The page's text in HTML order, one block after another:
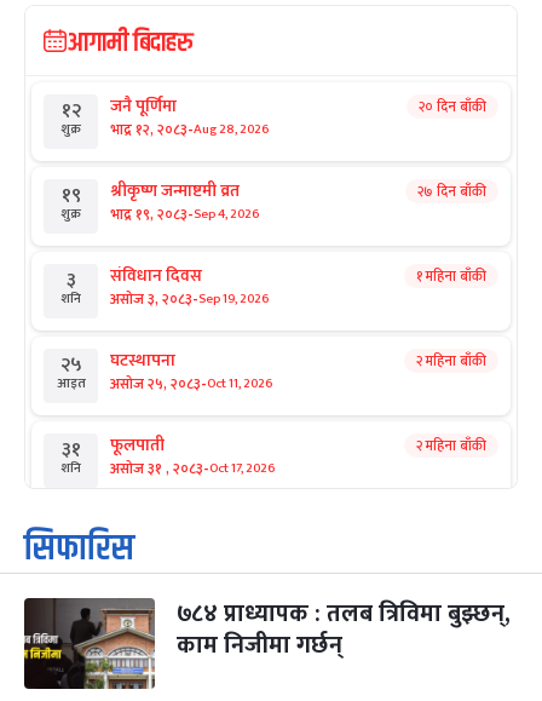
आगामी बिदाहरु
१२
शुक्र
जनै पूर्णिमा
भाद्र १२, २०८३-Aug 28, 2026
२० दिन बाँकी
१९
शुक्र
श्रीकृष्ण जन्माष्टमी व्रत
भाद्र १९, २०८३-Sep 4, 2026
२७ दिन बाँकी
३
शनि
संविधान दिवस
असोज ३, २०८३-Sep 19, 2026
१ महिना बाँकी
२५
आइत
घटस्थापना
असोज २५, २०८३-Oct 11, 2026
२ महिना बाँकी
३१
शनि
फूलपाती
असोज ३१ , २०८३-Oct 17, 2026
२ महिना बाँकी
१
आइत
कार्तिक सङ्क्रान्ति
कार्तिक १, २०८३
३
मंगल
महानवमी
कार्तिक ३, २०८३-Oct 20, 2026
२ महिना बाँकी
सिफारिस
७८४ प्राध्यापक : तलब त्रिविमा बुझ्छन्,
काम निजीमा गर्छन्